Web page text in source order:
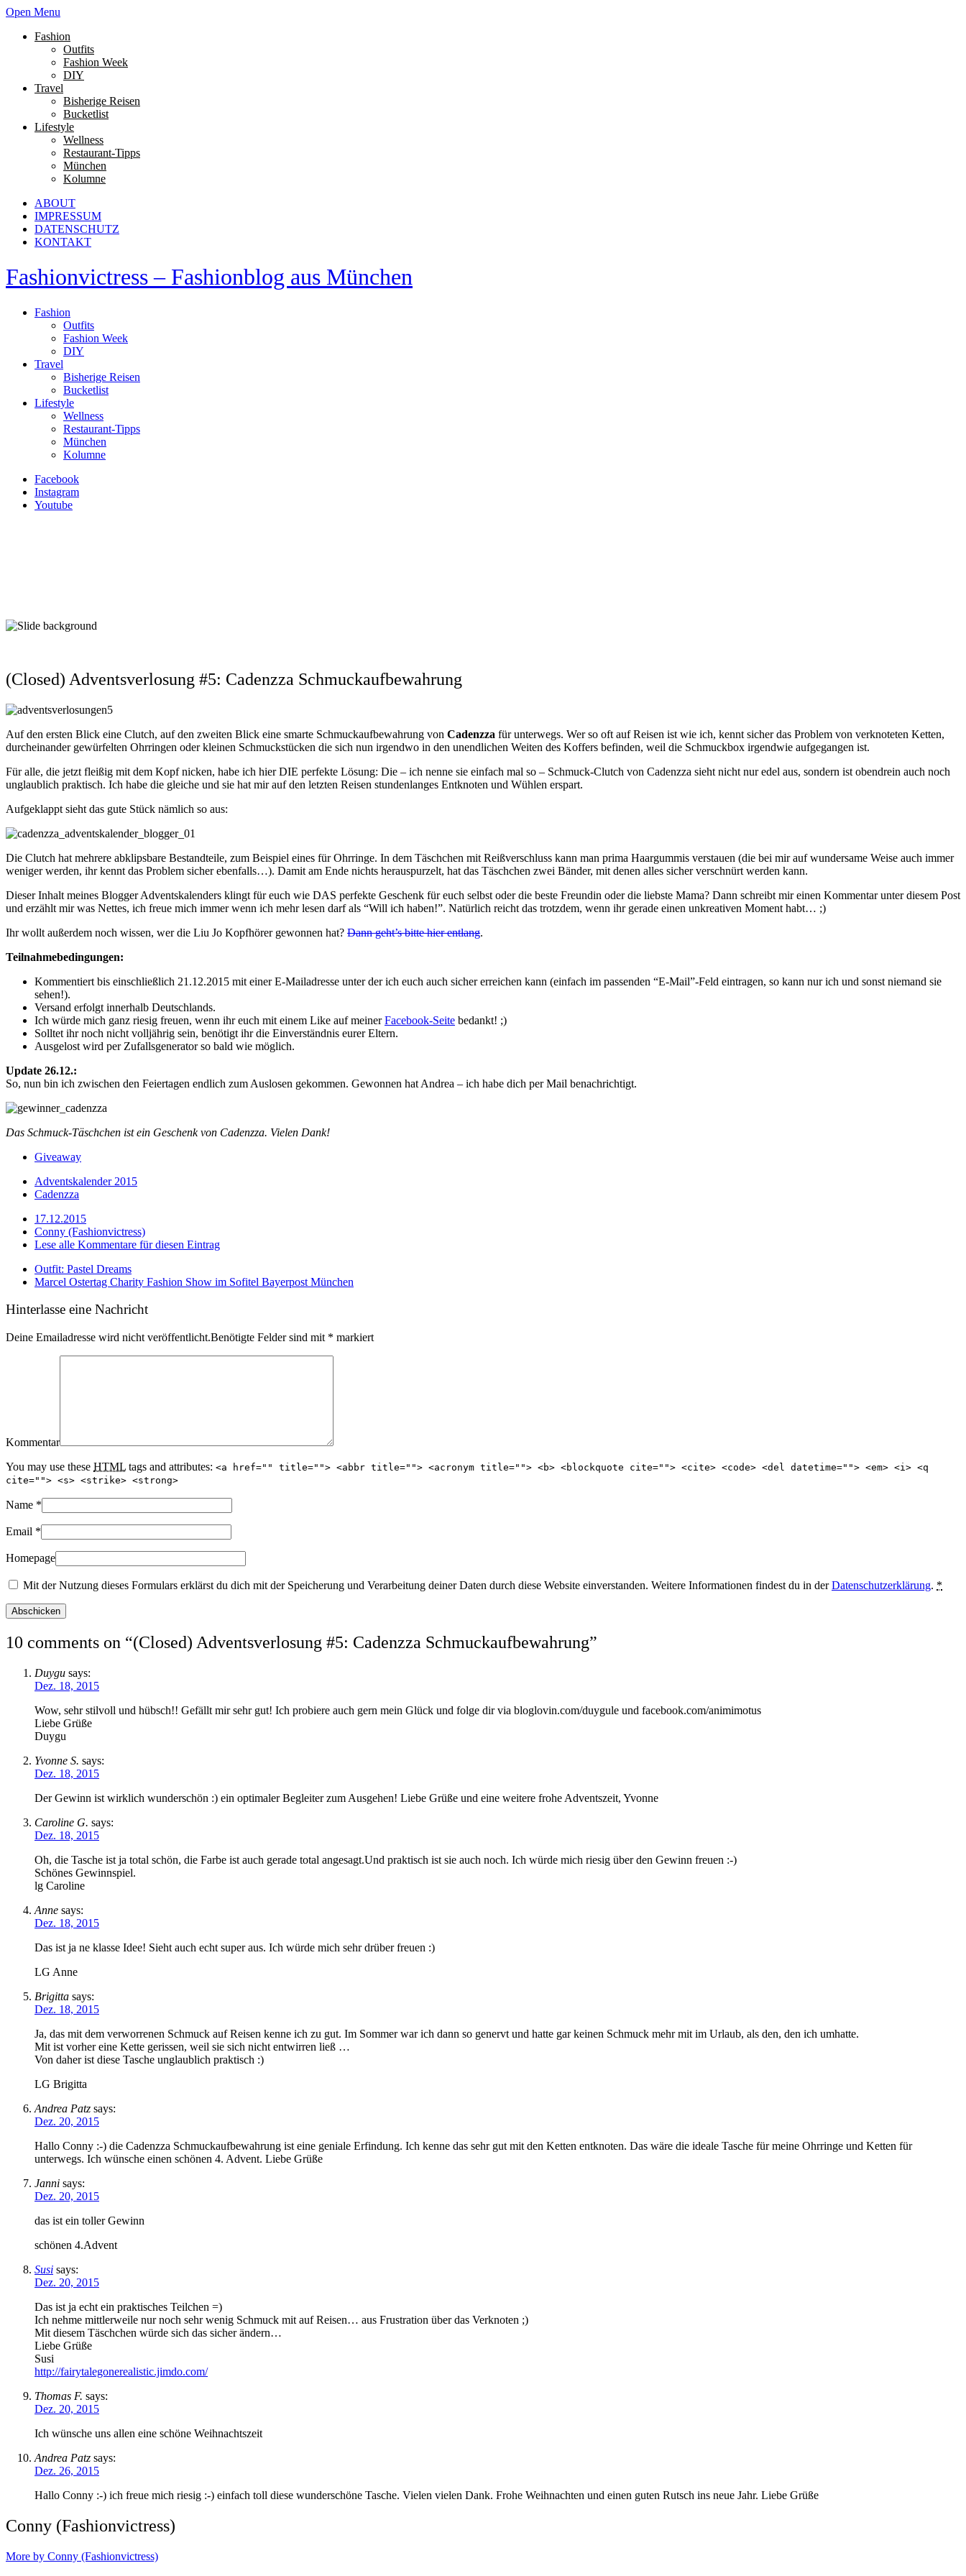
Open Menu
Fashion
Outfits
Fashion Week
DIY
Travel
Bisherige Reisen
Bucketlist
Lifestyle
Wellness
Restaurant-Tipps
München
Kolumne
ABOUT
IMPRESSUM
DATENSCHUTZ
KONTAKT
Fashionvictress – Fashionblog aus München
Fashion
Outfits
Fashion Week
DIY
Travel
Bisherige Reisen
Bucketlist
Lifestyle
Wellness
Restaurant-Tipps
München
Kolumne
Facebook
Instagram
Youtube
(Closed) Adventsverlosung #5: Cadenzza Schmuckaufbewahrung
Auf den ersten Blick eine Clutch, auf den zweiten Blick eine smarte Schmuckaufbewahrung von Cadenzza für unterwegs. Wer so oft auf Reisen ist wie ich, kennt sicher das Problem von verknoteten Ketten,
durcheinander gewürfelten Ohrringen oder kleinen Schmuckstücken die sich nun irgendwo in den unendlichen Weiten des Koffers befinden, weil die Schmuckbox irgendwie aufgegangen ist.
Für alle, die jetzt fleißig mit dem Kopf nicken, habe ich hier DIE perfekte Lösung: Die – ich nenne sie einfach mal so – Schmuck-Clutch von Cadenzza sieht nicht nur edel aus, sondern ist obendrein auch noch
unglaublich praktisch. Ich habe die gleiche und sie hat mir auf den letzten Reisen stundenlanges Entknoten und Wühlen erspart.
Aufgeklappt sieht das gute Stück nämlich so aus:
Die Clutch hat mehrere abklipsbare Bestandteile, zum Beispiel eines für Ohrringe. In dem Täschchen mit Reißverschluss kann man prima Haargummis verstauen (die bei mir auf wundersame Weise auch immer
weniger werden, ihr kennt das Problem sicher ebenfalls…). Damit am Ende nichts herauspurzelt, hat das Täschchen zwei Bänder, mit denen alles sicher verschnürt werden kann.
Dieser Inhalt meines Blogger Adventskalenders klingt für euch wie DAS perfekte Geschenk für euch selbst oder die beste Freundin oder die liebste Mama? Dann schreibt mir einen Kommentar unter diesem Post
und erzählt mir was Nettes, ich freue mich immer wenn ich mehr lesen darf als “Will ich haben!”. Natürlich reicht das trotzdem, wenn ihr gerade einen unkreativen Moment habt… ;)
Ihr wollt außerdem noch wissen, wer die Liu Jo Kopfhörer gewonnen hat? Dann geht’s bitte hier entlang.
Teilnahmebedingungen:
Kommentiert bis einschließlich 21.12.2015 mit einer E-Mailadresse unter der ich euch auch sicher erreichen kann (einfach im passenden “E-Mail”-Feld eintragen, so kann nur ich und sonst niemand sie
sehen!).
Versand erfolgt innerhalb Deutschlands.
Ich würde mich ganz riesig freuen, wenn ihr euch mit einem Like auf meinerFacebook-Seite bedankt! ;)
Solltet ihr noch nicht volljährig sein, benötigt ihr die Einverständnis eurer Eltern.
Ausgelost wird per Zufallsgenerator so bald wie möglich.
Update 26.12.:
So, nun bin ich zwischen den Feiertagen endlich zum Auslosen gekommen. Gewonnen hat Andrea – ich habe dich per Mail benachrichtigt.
Das Schmuck-Täschchen ist ein Geschenk von Cadenzza. Vielen Dank!
Giveaway
Adventskalender 2015
Cadenzza
17.12.2015
Conny (Fashionvictress)
Lese alle Kommentare für diesen Eintrag
Outfit: Pastel Dreams
Marcel Ostertag Charity Fashion Show im Sofitel Bayerpost München
Hinterlasse eine Nachricht
Deine Emailadresse wird nicht veröffentlicht.Benötigte Felder sind mit * markiert
Kommentar
You may use these HTML tags and attributes: <a href="" title=""> <abbr title=""> <acronym title=""> <b> <blockquote cite=""> <cite> <code> <del datetime=""> <em> <i> <q
cite=""> <s> <strike> <strong>
Name *
Email *
Homepage
Mit der Nutzung dieses Formulars erklärst du dich mit der Speicherung und Verarbeitung deiner Daten durch diese Website einverstanden. Weitere Informationen findest du in derDatenschutzerklärung. *
10 comments on “(Closed) Adventsverlosung #5: Cadenzza Schmuckaufbewahrung”
Duygu says:
Dez. 18, 2015
Wow, sehr stilvoll und hübsch!! Gefällt mir sehr gut! Ich probiere auch gern mein Glück und folge dir via bloglovin.com/duygule und facebook.com/animimotus
Liebe Grüße
Duygu
Yvonne S. says:
Dez. 18, 2015
Der Gewinn ist wirklich wunderschön :) ein optimaler Begleiter zum Ausgehen! Liebe Grüße und eine weitere frohe Adventszeit, Yvonne
Caroline G. says:
Dez. 18, 2015
Oh, die Tasche ist ja total schön, die Farbe ist auch gerade total angesagt.Und praktisch ist sie auch noch. Ich würde mich riesig über den Gewinn freuen :-)
Schönes Gewinnspiel.
lg Caroline
Anne says:
Dez. 18, 2015
Das ist ja ne klasse Idee! Sieht auch echt super aus. Ich würde mich sehr drüber freuen :)
LG Anne
Brigitta says:
Dez. 18, 2015
Ja, das mit dem verworrenen Schmuck auf Reisen kenne ich zu gut. Im Sommer war ich dann so genervt und hatte gar keinen Schmuck mehr mit im Urlaub, als den, den ich umhatte.
Mit ist vorher eine Kette gerissen, weil sie sich nicht entwirren ließ …
Von daher ist diese Tasche unglaublich praktisch :)
LG Brigitta
Andrea Patz says:
Dez. 20, 2015
Hallo Conny :-) die Cadenzza Schmuckaufbewahrung ist eine geniale Erfindung. Ich kenne das sehr gut mit den Ketten entknoten. Das wäre die ideale Tasche für meine Ohrringe und Ketten für
unterwegs. Ich wünsche einen schönen 4. Advent. Liebe Grüße
Janni says:
Dez. 20, 2015
das ist ein toller Gewinn
schönen 4.Advent
Susi says:
Dez. 20, 2015
Das ist ja echt ein praktisches Teilchen =)
Ich nehme mittlerweile nur noch sehr wenig Schmuck mit auf Reisen… aus Frustration über das Verknoten ;)
Mit diesem Täschchen würde sich das sicher ändern…
Liebe Grüße
Susi
http://fairytalegonerealistic.jimdo.com/
Thomas F. says:
Dez. 20, 2015
Ich wünsche uns allen eine schöne Weihnachtszeit
Andrea Patz says:
Dez. 26, 2015
Hallo Conny :-) ich freue mich riesig :-) einfach toll diese wunderschöne Tasche. Vielen vielen Dank. Frohe Weihnachten und einen guten Rutsch ins neue Jahr. Liebe Grüße
Conny (Fashionvictress)
More by Conny (Fashionvictress)